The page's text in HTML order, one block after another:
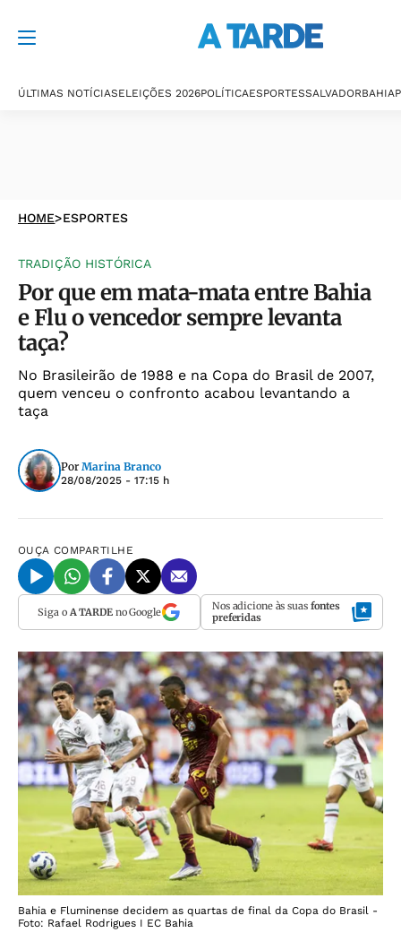
ÚLTIMAS NOTÍCIASELEIÇÕES 2026POLÍTICAESPORTESSALVADORBAHIA
HOME>ESPORTES
TRADIÇÃO HISTÓRICA
Por que em mata-mata entre Bahia
e Flu o vencedor sempre levanta
taça?
No Brasileirão de 1988 e na Copa do Brasil de 2007,
quem venceu o confronto acabou levantando a
taça
Por Marina Branco
28/08/2025 - 17:15 h
OUÇA COMPARTILHE
Siga o A TARDEno Google Nos adicione às suas fontes
preferidas
Bahia e Fluminense decidem as quartas de final da Copa do Brasil -
Foto: Rafael Rodrigues I EC Bahia